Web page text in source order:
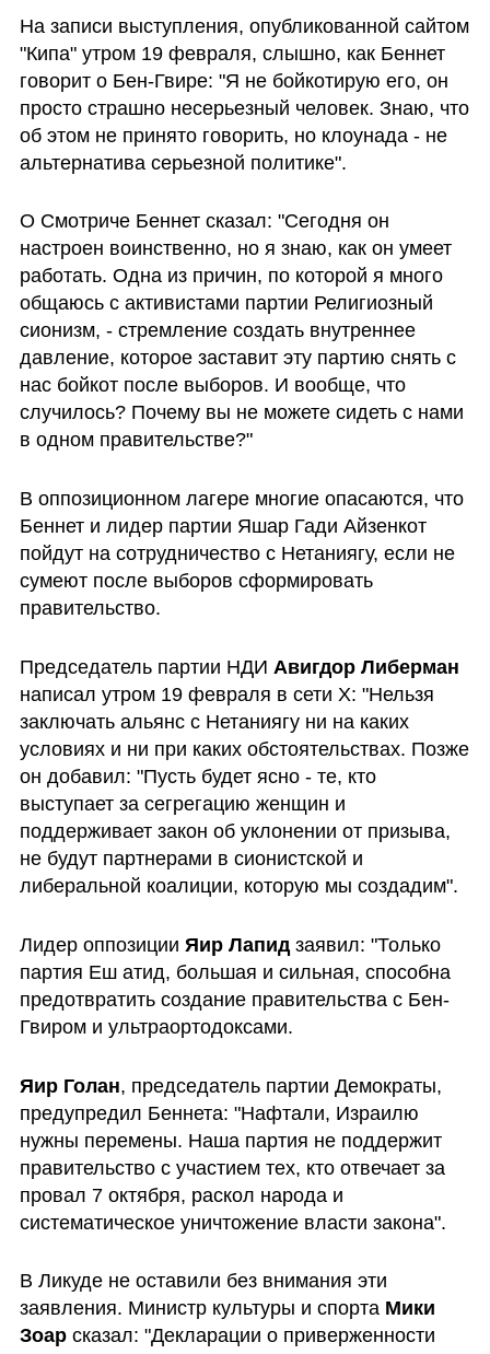
На записи выступления, опубликованной сайтом
"Кипа" утром 19 февраля, слышно, как Беннет
говорит о Бен-Гвире: "Я не бойкотирую его, он
просто страшно несерьезный человек. Знаю, что
об этом не принято говорить, но клоунада - не
альтернатива серьезной политике".
О Смотриче Беннет сказал: "Сегодня он
настроен воинственно, но я знаю, как он умеет
работать. Одна из причин, по которой я много
общаюсь с активистами партии Религиозный
сионизм, - стремление создать внутреннее
давление, которое заставит эту партию снять с
нас бойкот после выборов. И вообще, что
случилось? Почему вы не можете сидеть с нами
в одном правительстве?"
В оппозиционном лагере многие опасаются, что
Беннет и лидер партии Яшар Гади Айзенкот
пойдут на сотрудничество с Нетаниягу, если не
сумеют после выборов сформировать
правительство.
Председатель партии НДИ Авигдор Либерман
написал утром 19 февраля в сети X: "Нельзя
заключать альянс с Нетаниягу ни на каких
условиях и ни при каких обстоятельствах. Позже
он добавил: "Пусть будет ясно - те, кто
выступает за сегрегацию женщин и
поддерживает закон об уклонении от призыва,
не будут партнерами в сионистской и
либеральной коалиции, которую мы создадим".
Лидер оппозиции Яир Лапид заявил: "Только
партия Еш атид, большая и сильная, способна
предотвратить создание правительства с Бен-
Гвиром и ультраортодоксами.
Яир Голан, председатель партии Демократы,
предупредил Беннета: "Нафтали, Израилю
нужны перемены. Наша партия не поддержит
правительство с участием тех, кто отвечает за
провал 7 октября, раскол народа и
систематическое уничтожение власти закона".
В Ликуде не оставили без внимания эти
заявления. Министр культуры и спорта Мики
Зоар сказал: "Декларации о приверженности